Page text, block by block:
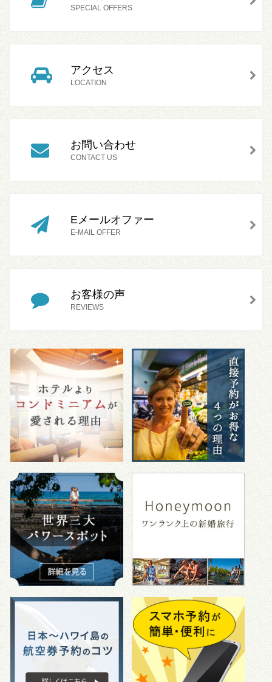
SPECIAL OFFERS
アクセス
LOCATION
お問い合わせ
CONTACT US
Eメールオファー
E-MAIL OFFER
お客様の声
REVIEWS